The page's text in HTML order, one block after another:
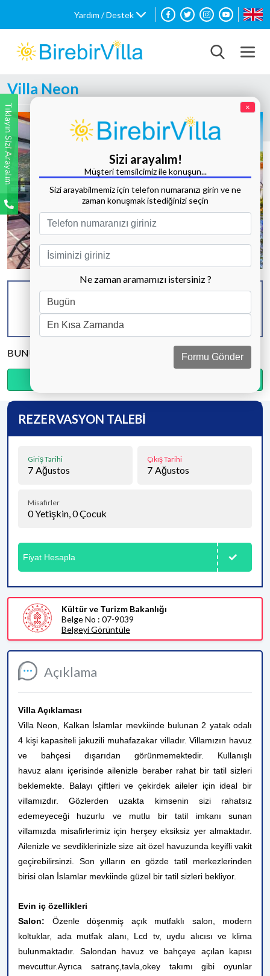
Yardım / Destek
Villa Neon
Tüm Fotoğrafları Göster
KAPASİTE
4 KİŞİ
BANYO & WC
2 ADET
YATAK ODASI
BUNU PAYLAŞ
Açıklama
Villa Açıklaması
Villa Neon , Kalkan İslamlar mevkiinde bulunan 2 yatak odalı
4 kişi kapasiteli jakuzili muhafazakar villadır. Villamızın havuz
ve bahçesi dışarıdan görünmemektedir. Kullanışlı
havuz alanı içerisinde ailenizle beraber rahat bir tatil sizleri
beklemekte. Balayı çiftleri ve çekirdek aileler için ideal bir
villamızdır. Gözlerden uzakta kimsenin sizi rahatsız
edemeyeceği huzurlu ve mutlu bir tatil imkanı sunan
villamızda misafirlerimiz için herşey eksiksiz yer almaktadır.
Ailenizle ve sevdiklerinizle size ait özel havuzunda keyifli vakit
geçirebilirsinzi.
Son yılların en gözde tatil merkezlerinden
birisi olan İslamlar mevkiinde güzel bir tatil sizleri bekliyor.
Evin iç özellikleri
Salon: Özenle döşenmiş açık mutfaklı salon, modern
koltuklar, ada mutfak alanı, Lcd tv, uydu alıcısı ve klima
bulunmaktadır. Salondan havuz ve bahçeye açılan kapısı
mevcuttur.Ayrıca satranç,tavla,okey takımı gibi oyunlar
REZERVASYON TALEBİ
Giriş Tarihi
7 Ağustos
Çıkış Tarihi
7 Ağustos
Misafirler
0Yetişkin,0Çocuk
Fiyat Hesapla
Kültür ve Turizm Bakanlığı
Belge No : 07-9039
Belgeyi Görüntüle
Tıklayın Sizi Arayalım ×
Sizi arayalım!
Müşteri temsilcimiz ile konuşun...
Sizi arayabilmemiz için telefon numaranızı girin ve ne
zaman konuşmak istediğinizi seçin
Ne zaman aramamızı istersiniz ?
Formu Gönder